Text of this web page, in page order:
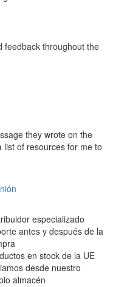
feedback throughout the
they wrote on the
of resources for me to
especializado
antes y después de la
en stock de la UE
desde nuestro
almacén